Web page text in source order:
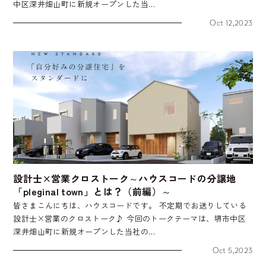
中区深井畑山町に新規オープンした当…
Oct 12,2023
設計士×営業クロストーク～ハウスコードの分譲地
「pleginal town」とは？（前編）～
皆さまこんにちは、ハウスコードです。 不定期でお送りしている
設計士×営業のクロストーク♪ 今回のトークテーマは、堺市中区
深井畑山町に新規オープンした当社の…
Oct 5,2023